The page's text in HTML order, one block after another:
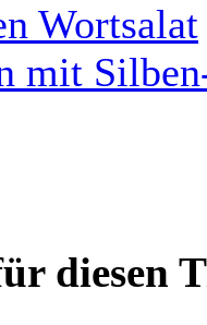
Wortsalat
mit
diesen